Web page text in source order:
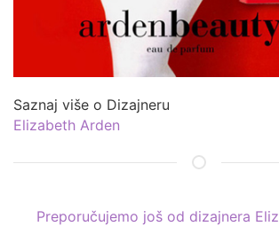
Saznaj više o Dizajneru
Elizabeth Arden
Preporučujemo još od dizajnera